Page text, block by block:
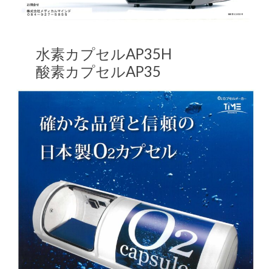
水素カプセルAP35H
酸素カプセルAP35